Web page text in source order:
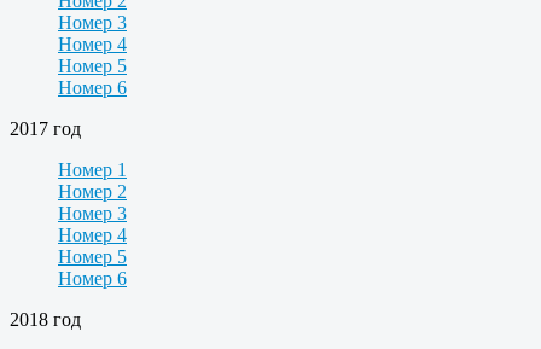
Номер 3
Номер 4
Номер 5
Номер 6
2017 год
Номер 1
Номер 2
Номер 3
Номер 4
Номер 5
Номер 6
2018 год